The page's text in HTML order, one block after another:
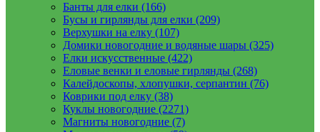
Банты для елки (166)
Бусы и гирлянды для елки (209)
Верхушки на елку (107)
Домики новогодние и водяные шары (325)
Елки искусственные (422)
Еловые венки и еловые гирлянды (268)
Калейдоскопы, хлопушки, серпантин (76)
Коврики под елку (38)
Куклы новогодние (2271)
Магниты новогодние (7)